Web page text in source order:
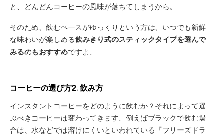
と、どんどんコーヒーの風味が落ちてしまうから。
そのため、飲むペースがゆっくりという方は、いつでも新鮮
な味わいが楽しめる飲みきり式のスティックタイプを選んで
みるのもおすすめですよ。
コーヒーの選び方2. 飲み方
インスタントコーヒーをどのように飲むか？それによって選
ぶべきコーヒーは変わってきます。例えばブラックで飲む場
合は、水などでは溶けにくいといわれている『フリーズドラ